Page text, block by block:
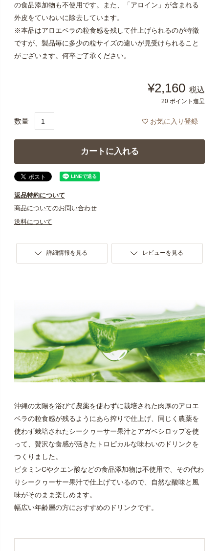
の食品添加物も不使用です。また、「アロイン」が含まれる
外皮をていねいに除去しています。
※本品はアロエベラの粒食感を残して仕上げられるのが特徴
ですが、製品毎に多少の粒サイズの違いが見受けられること
がございます。何卒ご了承ください。
¥2,160 税込
20 ポイント進呈
お気に入り登録
カートに入れる
返品特約について
商品についてのお問い合わせ
送料について
詳細情報を見る レビューを見る
沖縄の太陽を浴びて農薬を使わずに栽培された肉厚のアロエ
ベラの粒食感が残るようにあら搾りで仕上げ、同じく農薬を
使わず栽培されたシークヮーサー果汁とアガベシロップを使
って、贅沢な食感が活きたトロピカルな味わいのドリンクを
つくりました。
ビタミンCやクエン酸などの食品添加物は不使用で、その代わ
りシークヮーサー果汁で仕上げているので、自然な酸味と風
味がそのまま楽しめます。
幅広い年齢層の方におすすめのドリンクです。